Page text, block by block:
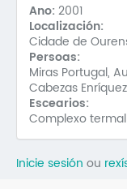
Ano: 2001
Localización:
Cidade de
Persoas:
Miras Portugal,
Cabezas
Escearios:
Complexo
Inicie sesión ou